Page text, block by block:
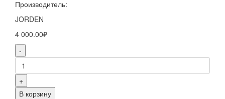
Производитель:
JORDEN
4 000.00₽
-
+
В корзину